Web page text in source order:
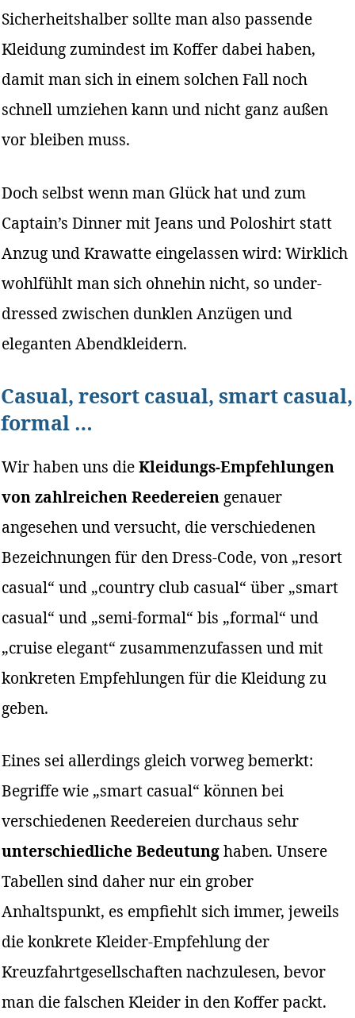
Sicherheitshalber sollte man also passende
Kleidung zumindest im Koffer dabei haben,
damit man sich in einem solchen Fall noch
schnell umziehen kann und nicht ganz außen
vor bleiben muss.
Doch selbst wenn man Glück hat und zum
Captain’s Dinner mit Jeans und Poloshirt statt
Anzug und Krawatte eingelassen wird: Wirklich
wohlfühlt man sich ohnehin nicht, so under-
dressed zwischen dunklen Anzügen und
eleganten Abendkleidern.
Casual, resort casual, smart casual,
formal …
Wir haben uns dieKleidungs-Empfehlungen
von zahlreichen Reedereien genauer
angesehen und versucht, die verschiedenen
Bezeichnungen für den Dress-Code, von „resort
casual“ und „country club casual“ über „smart
casual“ und „semi-formal“ bis „formal“ und
„cruise elegant“ zusammenzufassen und mit
konkreten Empfehlungen für die Kleidung zu
geben.
Eines sei allerdings gleich vorweg bemerkt:
Begriffe wie „smart casual“ können bei
verschiedenen Reedereien durchaus sehr
unterschiedliche Bedeutunghaben. Unsere
Tabellen sind daher nur ein grober
Anhaltspunkt, es empfiehlt sich immer, jeweils
die konkrete Kleider-Empfehlung der
Kreuzfahrtgesellschaften nachzulesen, bevor
man die falschen Kleider in den Koffer packt.